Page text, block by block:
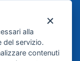
alla
del servizio.
contenuti